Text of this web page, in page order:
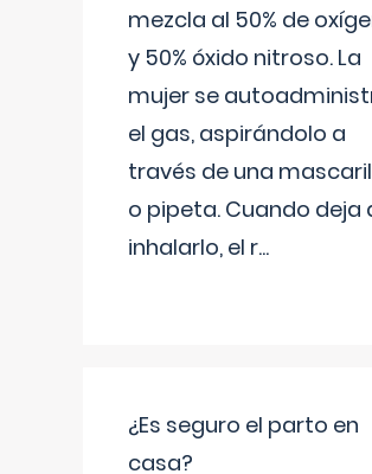
mezcla al 50% de
y 50% óxido nitroso. La
mujer se
el gas, aspirándolo a
través de una
o pipeta. Cuando deja
inhalarlo, el r...
¿Es seguro el parto en
casa?